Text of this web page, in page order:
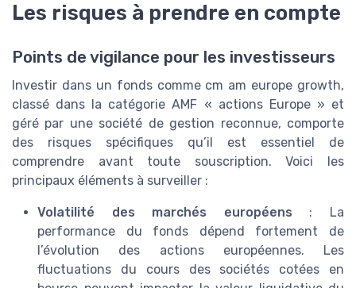
Les risques à prendre en compte
Points de vigilance pour les investisseurs
Investir dans un fonds comme cm am europe growth,
classé dans la catégorie AMF « actions Europe » et
géré par une société de gestion reconnue, comporte
des risques spécifiques qu’il est essentiel de
comprendre avant toute souscription. Voici les
principaux éléments à surveiller :
Volatilité des marchés européens : La
performance du fonds dépend fortement de
l’évolution des actions européennes. Les
fluctuations du cours des sociétés cotées en